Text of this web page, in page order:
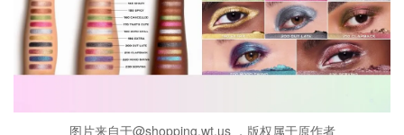
图片来自于@shopping.wt.us ，版权属于原作者